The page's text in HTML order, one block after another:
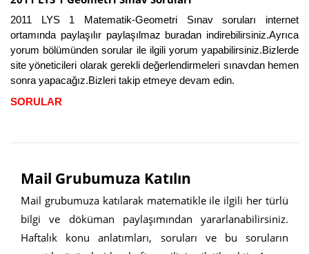
2011 LYS 1 Matematik-Geometri Sınav soruları internet
ortamında paylaşılır paylaşılmaz buradan indirebilirsiniz.Ayrıca
yorum bölümünden sorular ile ilgili yorum yapabilirsiniz.Bizlerde
site yöneticileri olarak gerekli değerlendirmeleri sınavdan hemen
sonra yapacağız.Bizleri takip etmeye devam edin.
SORULAR
Mail Grubumuza Katılın
Mail grubumuza katılarak matematikle ile ilgili her türlü
bilgi ve döküman paylaşımından yararlanabilirsiniz.
Haftalık konu anlatımları, soruları ve bu soruların